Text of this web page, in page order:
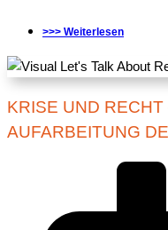
>>> Weiterlesen
KRISE UND
AUFARBEITUNG